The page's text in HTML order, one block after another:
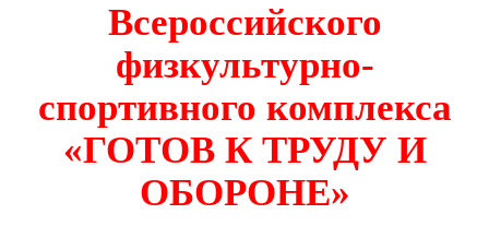
Всероссийского
физкультурно-
спортивного комплекса
«ГОТОВ К ТРУДУ И
ОБОРОНЕ»